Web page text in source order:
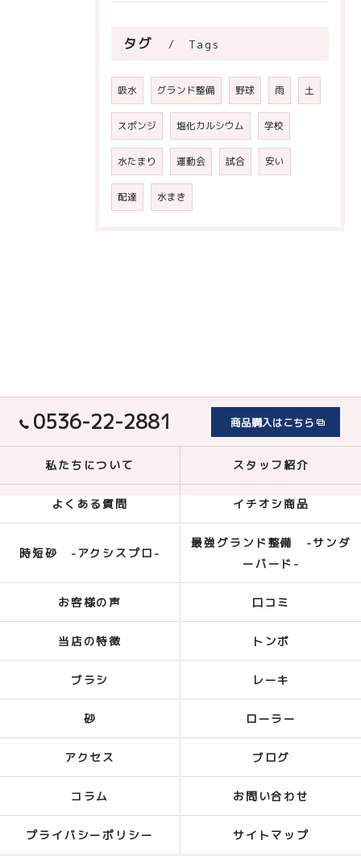
タグ Tags
吸水 グランド整備 野球 雨 土
スポンジ 塩化カルシウム 学校
水たまり 運動会 試合 安い
配達 水まき
0536-22-2881 商品購入はこちら
私たちについて スタッフ紹介
よくある質問 イチオシ商品
時短砂 -アクシスプロ-
最強グランド整備 -サンダ
ーバード-
お客様の声 口コミ
当店の特徴 トンボ
ブラシ レーキ
砂 ローラー
アクセス ブログ
コラム お問い合わせ
プライバシーポリシー サイトマップ